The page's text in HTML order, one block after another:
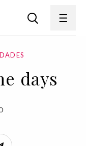
days